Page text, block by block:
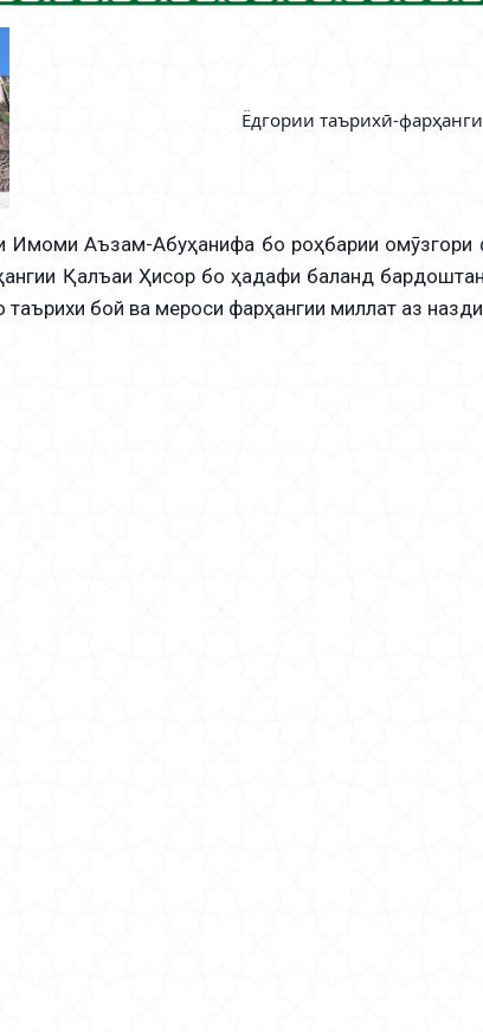
Ёдгории таърихӣ-
Имоми Аъзам-Абуҳанифа бо роҳбарии омӯзгори
Қалъаи Ҳисор бо ҳадафи баланд
бой ва мероси фарҳангии миллат аз